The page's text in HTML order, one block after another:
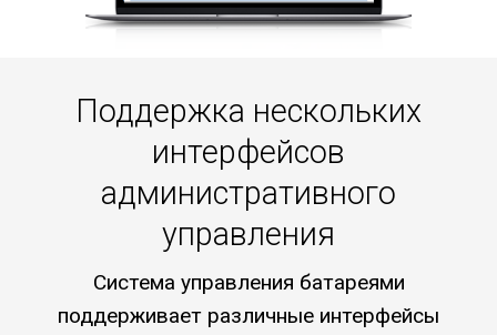
Поддержка нескольких
интерфейсов
административного
управления
Система управления батареями
поддерживает различные интерфейсы